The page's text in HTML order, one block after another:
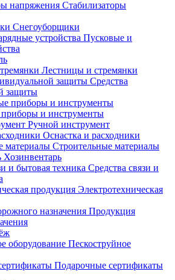
Стабилизаторы
Снегоуборщики
Пусковые и
Лестницы и стремянки
Средства
защиты
и инструменты
Ручной инструмент
Оснастка и расходники
Строительные материалы
Хозинвентарь
Средства связи и
Электротехническая
Продукция
Пескоструйное
Подарочные сертификаты